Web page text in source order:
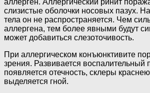
слизистые оболочки носовых пазух. На
тела он не распространяется. Чем
аллергена, тем более явными будут
может добавиться слезоточивость.
При аллергическом конъюнктивите
зрения. Развивается воспалительный
появляется отечность, склеры
выделяется гной.